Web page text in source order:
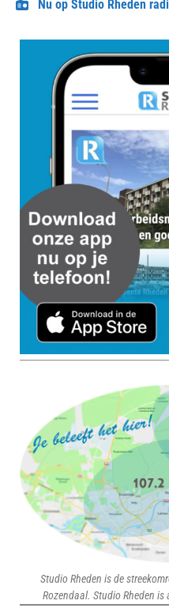
Nu op Studio Rheden
Studio Rheden is de
Rozendaal. Studio Rheden